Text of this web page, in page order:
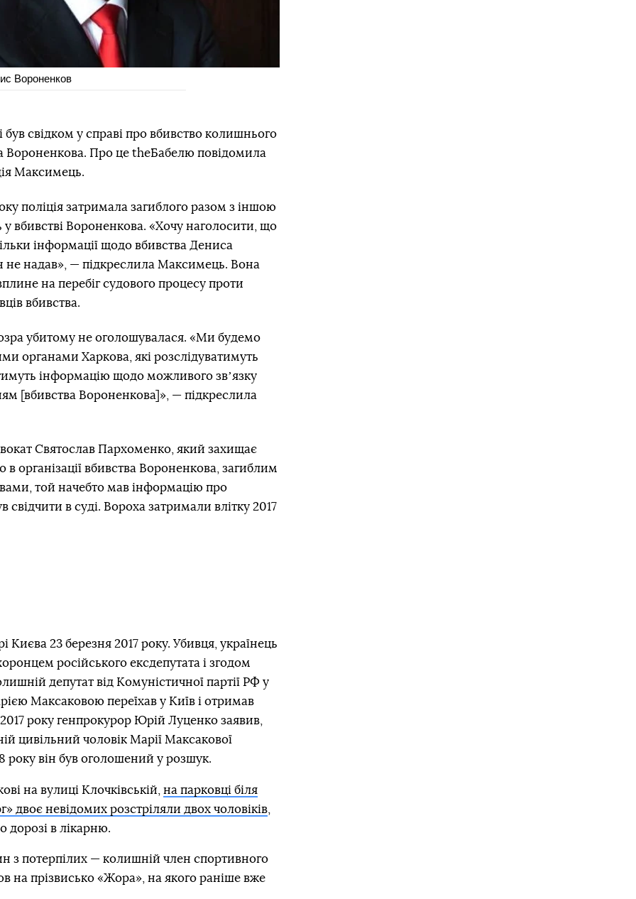
Вороненков
був свідком у справі про вбивство колишнього
Вороненкова. Про це theБабелю повідомила
Максимець.
поліція затримала загиблого разом з іншою
вбивстві Вороненкова. «Хочу наголосити, що
інформації щодо вбивства Дениса
не надав», — підкреслила Максимець. Вона
на перебіг судового процесу проти
вбивства.
убитому не оголошувалася. «Ми будемо
органами Харкова, які розслідуватимуть
інформацію щодо можливого звʼязку
[вбивства Вороненкова]», — підкреслила
Святослав Пархоменко, який захищає
організації вбивства Вороненкова, загиблим
той начебто мав інформацію про
свідчити в суді. Вороха затримали влітку 2017
Києва 23 березня 2017 року. Убивця, українець
російського ексдепутата і згодом
депутат від Комуністичної партії РФ у
Максаковою переїхав у Київ і отримав
року генпрокурор Юрій Луценко заявив,
цивільний чоловік Марії Максакової
року він був оголошений у розшук.
на вулиці Клочківській, на парковці біля
двоє невідомих розстріляли двох чоловіків,
дорозі в лікарню.
з потерпілих — колишній член спортивного
на прізвисько «Жора», на якого раніше вже